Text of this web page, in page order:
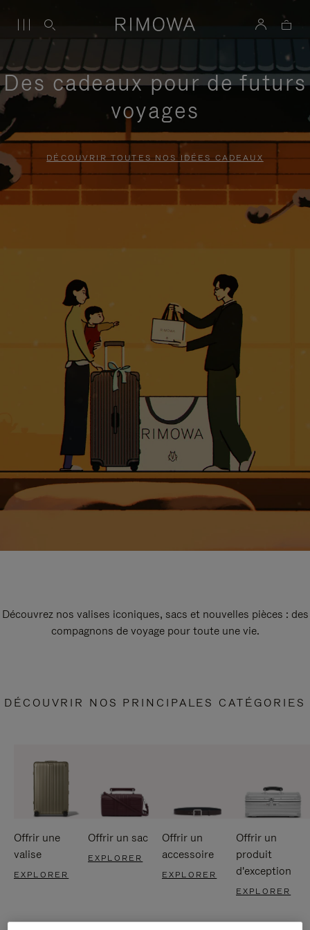
Des cadeaux pour de futurs
voyages
DÉCOUVRIR TOUTES NOS IDÉES CADEAUX
Découvrez nos valises iconiques, sacs et nouvelles pièces : des
compagnons de voyage pour toute une vie.
DÉCOUVRIR NOS PRINCIPALES CATÉGORIES
Offrir une
valise
EXPLORER
Offrir un sac
EXPLORER
Offrir un
accessoire
EXPLORER
Offrir un
produit
d'exception
EXPLORER